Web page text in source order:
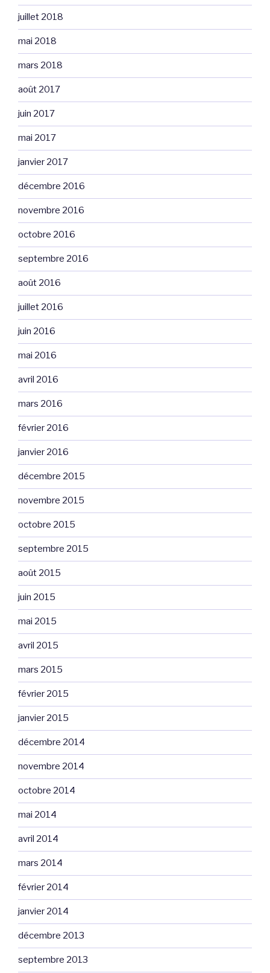
juillet 2018
mai 2018
mars 2018
août 2017
juin 2017
mai 2017
janvier 2017
décembre 2016
novembre 2016
octobre 2016
septembre 2016
août 2016
juillet 2016
juin 2016
mai 2016
avril 2016
mars 2016
février 2016
janvier 2016
décembre 2015
novembre 2015
octobre 2015
septembre 2015
août 2015
juin 2015
mai 2015
avril 2015
mars 2015
février 2015
janvier 2015
décembre 2014
novembre 2014
octobre 2014
mai 2014
avril 2014
mars 2014
février 2014
janvier 2014
décembre 2013
septembre 2013